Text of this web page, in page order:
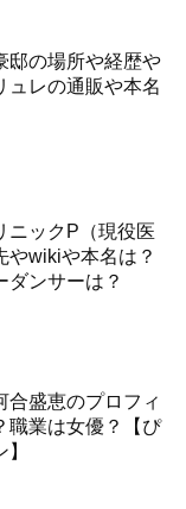
邸の場所や経歴や
ュレの通販や本名
ニックP（現役医
やwikiや本名は？
ダンサーは？
合盛恵のプロフィ
職業は女優？【ぴ